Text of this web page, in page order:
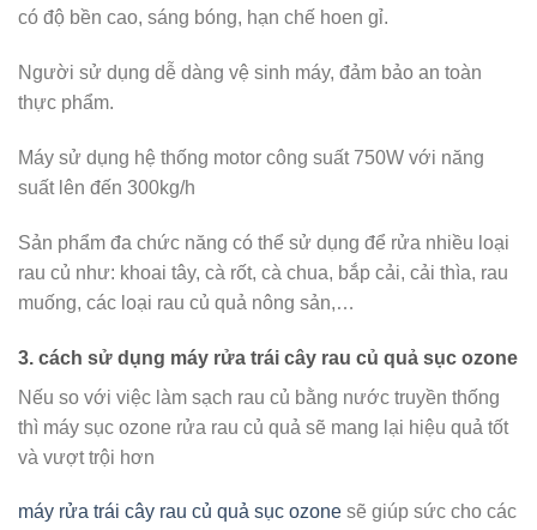
có độ bền cao, sáng bóng, hạn chế hoen gỉ.
Người sử dụng dễ dàng vệ sinh máy, đảm bảo an toàn
thực phẩm.
Máy sử dụng hệ thống motor công suất 750W với năng
suất lên đến 300kg/h
Sản phẩm đa chức năng có thể sử dụng để rửa nhiều loại
rau củ như: khoai tây, cà rốt, cà chua, bắp cải, cải thìa, rau
muống, các loại rau củ quả nông sản,…
3. cách sử dụng máy rửa trái cây rau củ quả sục ozone
Nếu so với việc làm sạch rau củ bằng nước truyền thống
thì máy sục ozone rửa rau củ quả sẽ mang lại hiệu quả tốt
và vượt trội hơn
máy rửa trái cây rau củ quả sục ozone sẽ giúp sức cho các